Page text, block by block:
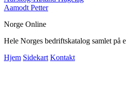
Aamodt Petter
Norge Online
Hele Norges bedriftskatalog samlet på
Hjem Sidekart Kontakt